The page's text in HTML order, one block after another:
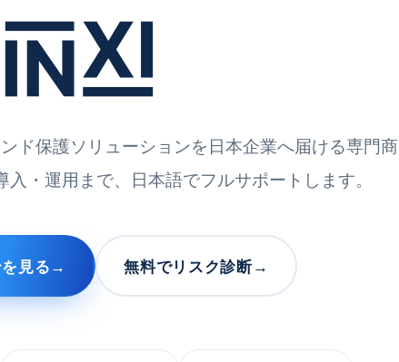
ド保護ソリューションを日本企業へ届ける専門商
・運用まで、日本語でフルサポートします。
見る→ 無料でリスク診断→